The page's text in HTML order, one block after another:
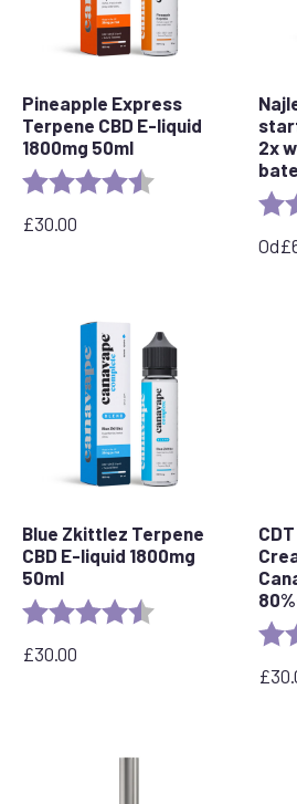
Pineapple Express
Terpene CBD E-liquid
1800mg 50ml
Ocena: 4,8 na 5 gwiazdek
£30.00
2x
Od£
Blue Zkittlez Terpene
CBD E-liquid 1800mg
50ml
Ocena: 4,7 na 5 gwiazdek
£30.00
£